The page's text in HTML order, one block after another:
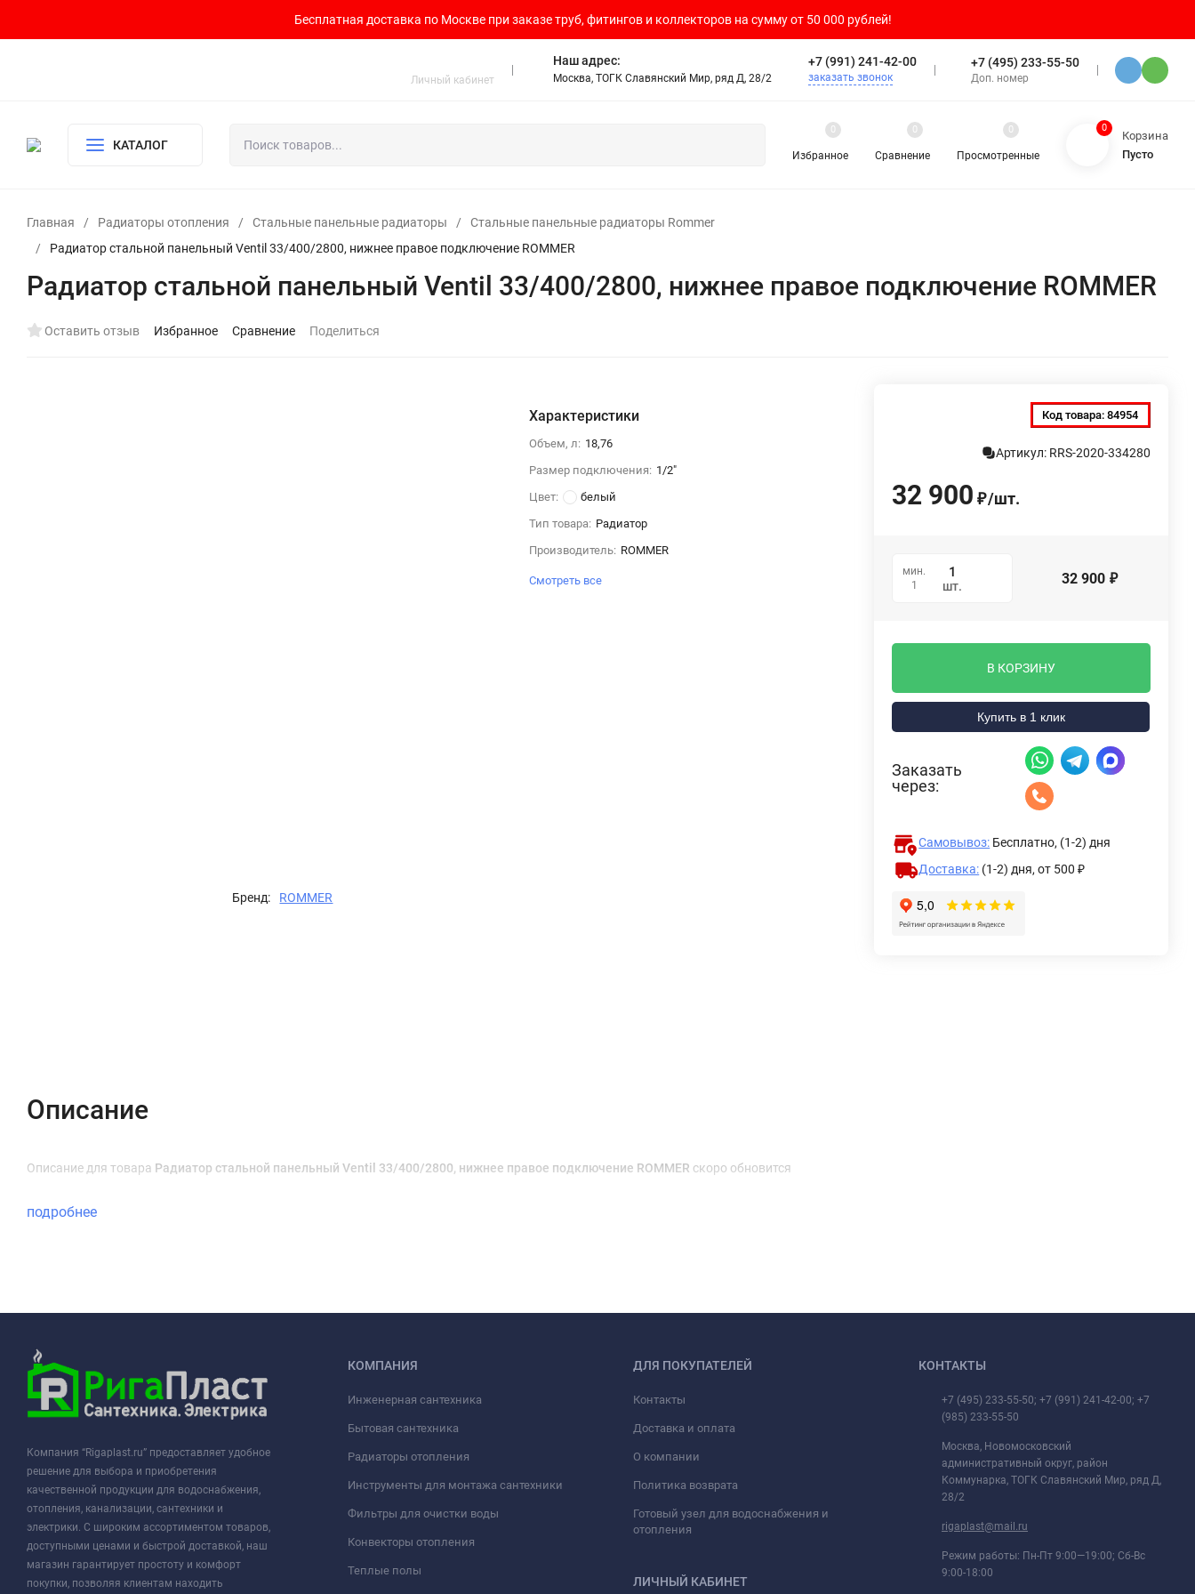
Бесплатная доставка по Москве при заказе труб, фитингов и коллекторов на сумму от 50 000 рублей!
Личный кабинет
Наш адрес:
Москва, ТОГК Славянский Мир, ряд Д, 28/2
+7 (991) 241-42-00
заказать звонок
+7 (495) 233-55-50
Доп. номер
КАТАЛОГ
Избранное
0
Сравнение
0
Просмотренные
0 0
Корзина
Пусто
Главная / Радиаторы отопления / Стальные панельные радиаторы /
Стальные панельные радиаторы Rommer
/
Радиатор стальной панельный Ventil 33/400/2800, нижнее правое подключение ROMMER
Радиатор стальной панельный Ventil 33/400/2800, нижнее правое подключение ROMMER
Оставить отзыв Избранное Сравнение Поделиться
Бренд: ROMMER
Характеристики
Объем, л: 18,76
Размер подключения: 1/2"
Цвет:
белый
Тип товара: Радиатор
Производитель: ROMMER
Смотреть все
Код товара:84954
Артикул: RRS-2020-334280
32 900 ₽/шт.
мин.
1
шт. 32 900 ₽
В КОРЗИНУ
Купить в 1 клик
Заказать
через:
Самовывоз: Бесплатно, (1-2) дня
Доставка: (1-2) дня,от 500 ₽
Описание
Описание для товара Радиатор стальной панельный Ventil 33/400/2800, нижнее правое подключение ROMMER скоро обновится
подробнее
Компания “Rigaplast.ru” предоставляет удобное
решение для выбора и приобретения
качественной продукции для водоснабжения,
отопления, канализации, сантехники и
электрики. С широким ассортиментом товаров,
доступными ценами и быстрой доставкой, наш
магазин гарантирует простоту и комфорт
покупки, позволяя клиентам находить
КОМПАНИЯ
Инженерная сантехника
Бытовая сантехника
Радиаторы отопления
Инструменты для монтажа сантехники
Фильтры для очистки воды
Конвекторы отопления
Теплые полы
ДЛЯ ПОКУПАТЕЛЕЙ
Контакты
Доставка и оплата
О компании
Политика возврата
Готовый узел для водоснабжения и
отопления
ЛИЧНЫЙ КАБИНЕТ
КОНТАКТЫ
+7 (495) 233-55-50; +7 (991) 241-42-00; +7
(985) 233-55-50
Москва, Новомосковский
административный округ, район
Коммунарка, ТОГК Славянский Мир, ряд Д,
28/2
rigaplast@mail.ru
Режим работы: Пн-Пт 9:00—19:00; Сб-Вс
9:00-18:00